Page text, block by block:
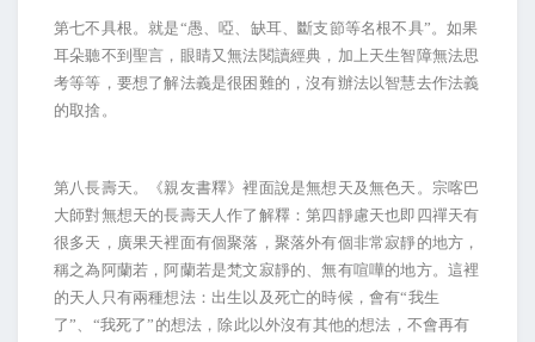
第七不具根。就是“愚、啞、缺耳、斷支節等名根不具”。如果
耳朵聽不到聖言，眼睛又無法閱讀經典，加上天生智障無法思
考等等，要想了解法義是很困難的，沒有辦法以智慧去作法義
的取捨。
第八長壽天。《親友書釋》裡面說是無想天及無色天。宗喀巴
大師對無想天的長壽天人作了解釋：第四靜慮天也即四禪天有
很多天，廣果天裡面有個聚落，聚落外有個非常寂靜的地方，
稱之為阿蘭若，阿蘭若是梵文寂靜的、無有喧嘩的地方。這裡
的天人只有兩種想法：出生以及死亡的時候，會有“我生
了”、“我死了”的想法，除此以外沒有其他的想法，不會再有